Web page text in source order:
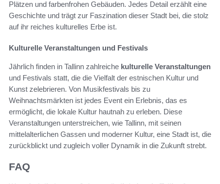
Plätzen und farbenfrohen Gebäuden. Jedes Detail erzählt eine
Geschichte und trägt zur Faszination dieser Stadt bei, die stolz
auf ihr reiches kulturelles Erbe ist.
Kulturelle Veranstaltungen und Festivals
Jährlich finden in Tallinn zahlreiche kulturelle Veranstaltungen
und Festivals statt, die die Vielfalt der estnischen Kultur und
Kunst zelebrieren. Von Musikfestivals bis zu
Weihnachtsmärkten ist jedes Event ein Erlebnis, das es
ermöglicht, die lokale Kultur hautnah zu erleben. Diese
Veranstaltungen unterstreichen, wie Tallinn, mit seinen
mittelalterlichen Gassen und moderner Kultur, eine Stadt ist, die
zurückblickt und zugleich voller Dynamik in die Zukunft strebt.
FAQ